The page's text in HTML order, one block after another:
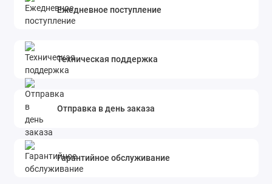
Ежедневное поступление
Техническая поддержка
Отправка в день заказа
Гарантийное обслуживание